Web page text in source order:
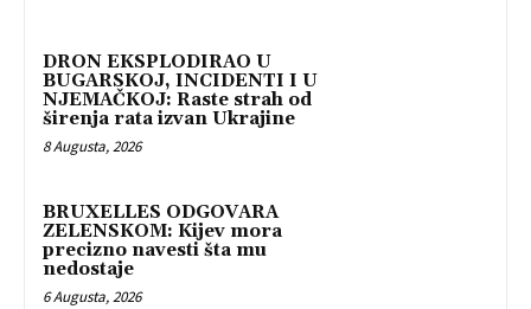
DRON EKSPLODIRAO U
BUGARSKOJ, INCIDENTI I U
NJEMAČKOJ: Raste strah od
širenja rata izvan Ukrajine
8 Augusta, 2026
BRUXELLES ODGOVARA
ZELENSKOM: Kijev mora
precizno navesti šta mu
nedostaje
6 Augusta, 2026